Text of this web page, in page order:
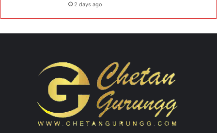
2 days ago